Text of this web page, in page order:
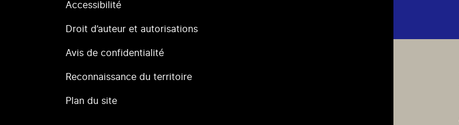
Accessibilité
Droit d’auteur et autorisations
Avis de confidentialité
Reconnaissance du territoire
Plan du site